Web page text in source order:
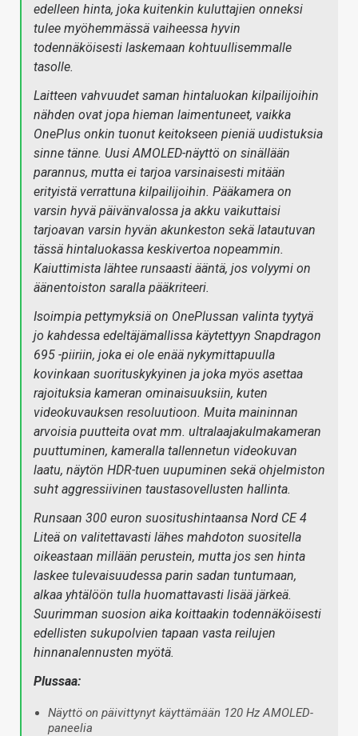
edelleen hinta, joka kuitenkin kuluttajien onneksi
tulee myöhemmässä vaiheessa hyvin
todennäköisesti laskemaan kohtuullisemmalle
tasolle.
Laitteen vahvuudet saman hintaluokan kilpailijoihin
nähden ovat jopa hieman laimentuneet, vaikka
OnePlus onkin tuonut keitokseen pieniä uudistuksia
sinne tänne. Uusi AMOLED-näyttö on sinällään
parannus, mutta ei tarjoa varsinaisesti mitään
erityistä verrattuna kilpailijoihin. Pääkamera on
varsin hyvä päivänvalossa ja akku vaikuttaisi
tarjoavan varsin hyvän akunkeston sekä latautuvan
tässä hintaluokassa keskivertoa nopeammin.
Kaiuttimista lähtee runsaasti ääntä, jos volyymi on
äänentoiston saralla pääkriteeri.
Isoimpia pettymyksiä on OnePlussan valinta tyytyä
jo kahdessa edeltäjämallissa käytettyyn Snapdragon
695 -piiriin, joka ei ole enää nykymittapuulla
kovinkaan suorituskykyinen ja joka myös asettaa
rajoituksia kameran ominaisuuksiin, kuten
videokuvauksen resoluutioon. Muita maininnan
arvoisia puutteita ovat mm. ultralaajakulmakameran
puuttuminen, kameralla tallennetun videokuvan
laatu, näytön HDR-tuen uupuminen sekä ohjelmiston
suht aggressiivinen taustasovellusten hallinta.
Runsaan 300 euron suositushintaansa Nord CE 4
Liteä on valitettavasti lähes mahdoton suositella
oikeastaan millään perustein, mutta jos sen hinta
laskee tulevaisuudessa parin sadan tuntumaan,
alkaa yhtälöön tulla huomattavasti lisää järkeä.
Suurimman suosion aika koittaakin todennäköisesti
edellisten sukupolvien tapaan vasta reilujen
hinnanalennusten myötä.
Plussaa:
Näyttö on päivittynyt käyttämään 120 Hz AMOLED-
paneelia